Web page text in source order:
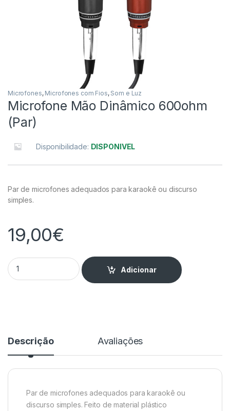
Microfones, Microfones com Fios, Som e Luz
Microfone Mão Dinâmico 600ohm
(Par)
Disponibilidade: DISPONIVEL
Par de microfones adequados para karaokê ou discurso
simples.
19,00€
Microfone Mão Dinâmico 600ohm (Par) quantity
Adicionar
Descrição Avaliações
Par de microfones adequados para karaokê ou
discurso simples. Feito de material plástico